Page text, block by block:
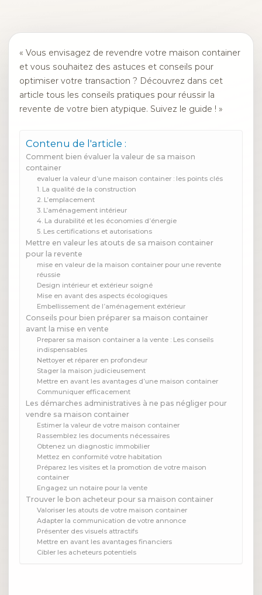
« Vous envisagez de revendre votre maison container
et vous souhaitez des astuces et conseils pour
optimiser votre transaction ? Découvrez dans cet
article tous les conseils pratiques pour réussir la
revente de votre bien atypique. Suivez le guide ! »
Contenu de l'article :
Comment bien évaluer la valeur de sa maison
container
evaluer la valeur d’une maison container : les points clés
1. La qualité de la construction
2. L’emplacement
3. L’aménagement intérieur
4. La durabilité et les économies d’énergie
5. Les certifications et autorisations
Mettre en valeur les atouts de sa maison container
pour la revente
mise en valeur de la maison container pour une revente
réussie
Design intérieur et extérieur soigné
Mise en avant des aspects écologiques
Embellissement de l’aménagement extérieur
Conseils pour bien préparer sa maison container
avant la mise en vente
Preparer sa maison container a la vente : Les conseils
indispensables
Nettoyer et réparer en profondeur
Stager la maison judicieusement
Mettre en avant les avantages d’une maison container
Communiquer efficacement
Les démarches administratives à ne pas négliger pour
vendre sa maison container
Estimer la valeur de votre maison container
Rassemblez les documents nécessaires
Obtenez un diagnostic immobilier
Mettez en conformité votre habitation
Préparez les visites et la promotion de votre maison
container
Engagez un notaire pour la vente
Trouver le bon acheteur pour sa maison container
Valoriser les atouts de votre maison container
Adapter la communication de votre annonce
Présenter des visuels attractifs
Mettre en avant les avantages financiers
Cibler les acheteurs potentiels